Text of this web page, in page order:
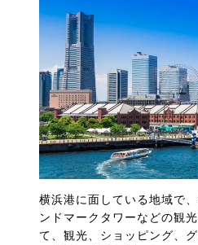
横浜港に面している地域で
ンドマークタワーなどの観
て、観光、ショッピング、